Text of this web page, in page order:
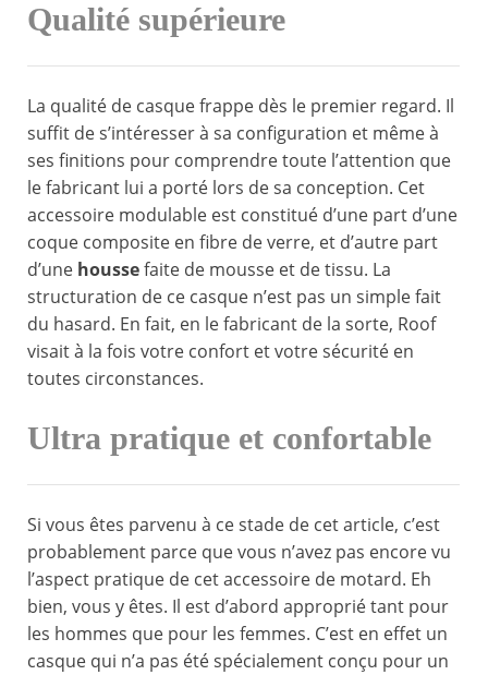
Qualité supérieure
La qualité de casque frappe dès le premier regard. Il
suffit de s’intéresser à sa configuration et même à
ses finitions pour comprendre toute l’attention que
le fabricant lui a porté lors de sa conception. Cet
accessoire modulable est constitué d’une part d’une
coque composite en fibre de verre, et d’autre part
d’une houssefaite de mousse et de tissu. La
structuration de ce casque n’est pas un simple fait
du hasard. En fait, en le fabricant de la sorte, Roof
visait à la fois votre confort et votre sécurité en
toutes circonstances.
Ultra pratique et confortable
Si vous êtes parvenu à ce stade de cet article, c’est
probablement parce que vous n’avez pas encore vu
l’aspect pratique de cet accessoire de motard. Eh
bien, vous y êtes. Il est d’abord approprié tant pour
les hommes que pour les femmes. C’est en effet un
casque qui n’a pas été spécialement conçu pour un